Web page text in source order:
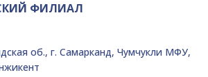
ФИЛИАЛ
об., г. Самарканд, Чумчукли МФУ,